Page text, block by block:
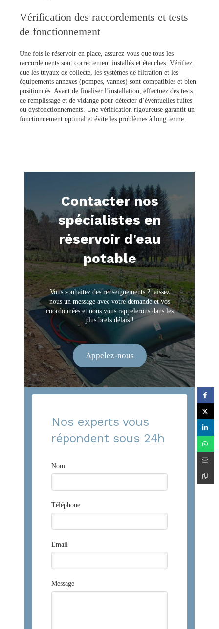
Vérification des raccordements et tests
de fonctionnement
Une fois le réservoir en place, assurez-vous que tous les
raccordements sont correctement installés et étanches. Vérifiez
que les tuyaux de collecte, les systèmes de filtration et les
équipements annexes (pompes, vannes) sont compatibles et bien
positionnés. Avant de finaliser l’installation, effectuez des tests
de remplissage et de vidange pour détecter d’éventuelles fuites
ou dysfonctionnements. Une vérification rigoureuse garantit un
fonctionnement optimal et évite les problèmes à long terme.
Contacter nos
spécialistes en
réservoir d'eau
potable
Vous souhaitez des renseignements ? laissez
nous un message avec votre demande et vos
coordonnées et nous vous rappelerons dans les
plus brefs délais !
Appelez-nous
Nos experts vous
répondent sous 24h
Nom
Téléphone
Email
Message